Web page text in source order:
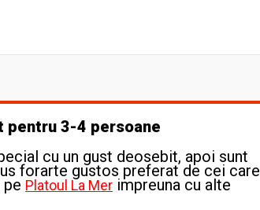
pentru 3-4 persoane
cu un gust deosebit, apoi sunt
forarte gustos preferat de cei care
Platoul La Mer impreuna cu alte